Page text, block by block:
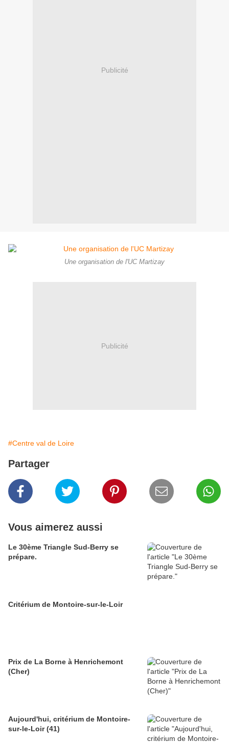
Publicité
Une organisation de l'UC Martizay
Publicité
#Centre val de Loire
Partager
Vous aimerez aussi
Le 30ème Triangle Sud-Berry se
prépare.
Critérium de Montoire-sur-le-Loir
Prix de La Borne à Henrichemont
(Cher)
Aujourd'hui, critérium de Montoire-
sur-le-Loir (41)